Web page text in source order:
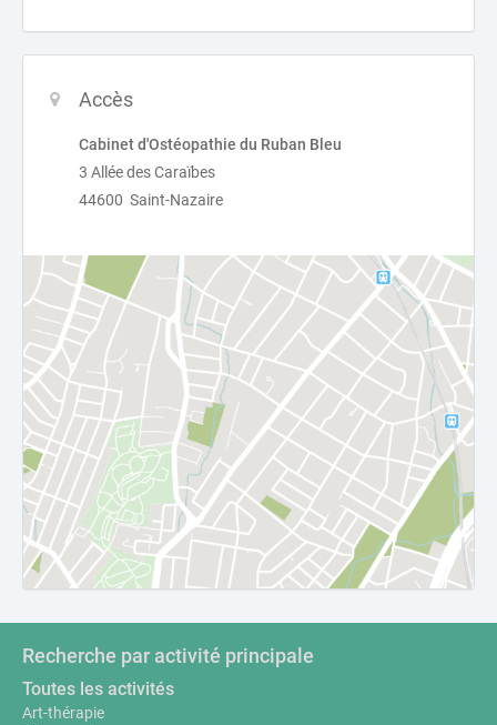
Accès
Cabinet d'Ostéopathie du Ruban Bleu
3 Allée des Caraïbes
44600 Saint-Nazaire
Recherche par activité principale
Toutes les activités
Art-thérapie